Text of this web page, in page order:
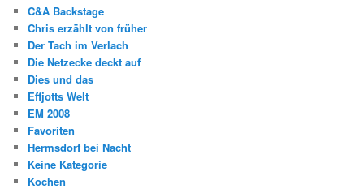
C&A Backstage
Chris erzählt von früher
Der Tach im Verlach
Die Netzecke deckt auf
Dies und das
Effjotts Welt
EM 2008
Favoriten
Hermsdorf bei Nacht
Keine Kategorie
Kochen